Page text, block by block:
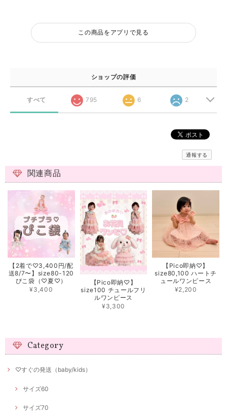
この商品をアプリで見る
ショップの評価
すべて 795 6 2
通報する
関連商品
【2着で♡3,400円/配
送8/7〜】size80-120
ぴこ袋（♡夏♡）
¥3,400
【Pico即納♡】
size100 チュールフリ
ルワンピース
¥3,300
【Pico即納♡】
size80,100 ハートチ
ュールワンピース
¥2,200
Category
♡すぐの発送（baby/kids）
サイズ60
サイズ70